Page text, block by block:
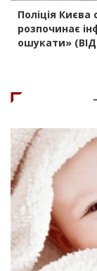
Поліція
розпочинає
ошукати»